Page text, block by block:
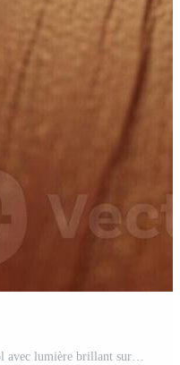
une proche en haut de une en bois sol avec lumière brillant sur il Photo Pro